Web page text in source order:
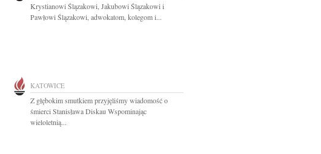
Krystianowi Ślązakowi, Jakubowi Ślązakowi i
Pawłowi Ślązakowi, adwokatom, kolegom i...
KATOWICE
Z głębokim smutkiem przyjęliśmy wiadomość o
śmierci Stanisława Diskau Wspominając
wieloletnią...